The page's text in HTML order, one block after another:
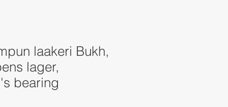
laakeri Bukh,
lager,
bearing